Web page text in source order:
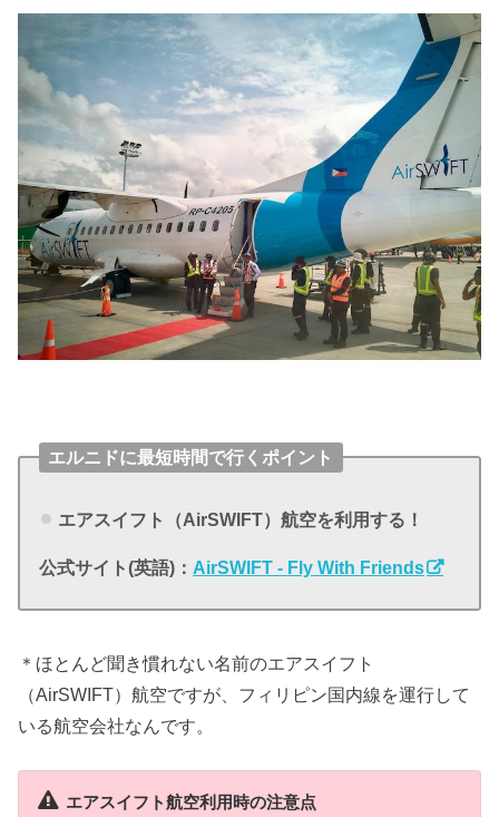
エルニドに最短時間で行くポイント
エアスイフト（AirSWIFT）航空を利用する！
公式サイト(英語)： AirSWIFT - Fly With Friends
＊ほとんど聞き慣れない名前のエアスイフト
（AirSWIFT）航空ですが、フィリピン国内線を運行して
いる航空会社なんです。
エアスイフト航空利用時の注意点